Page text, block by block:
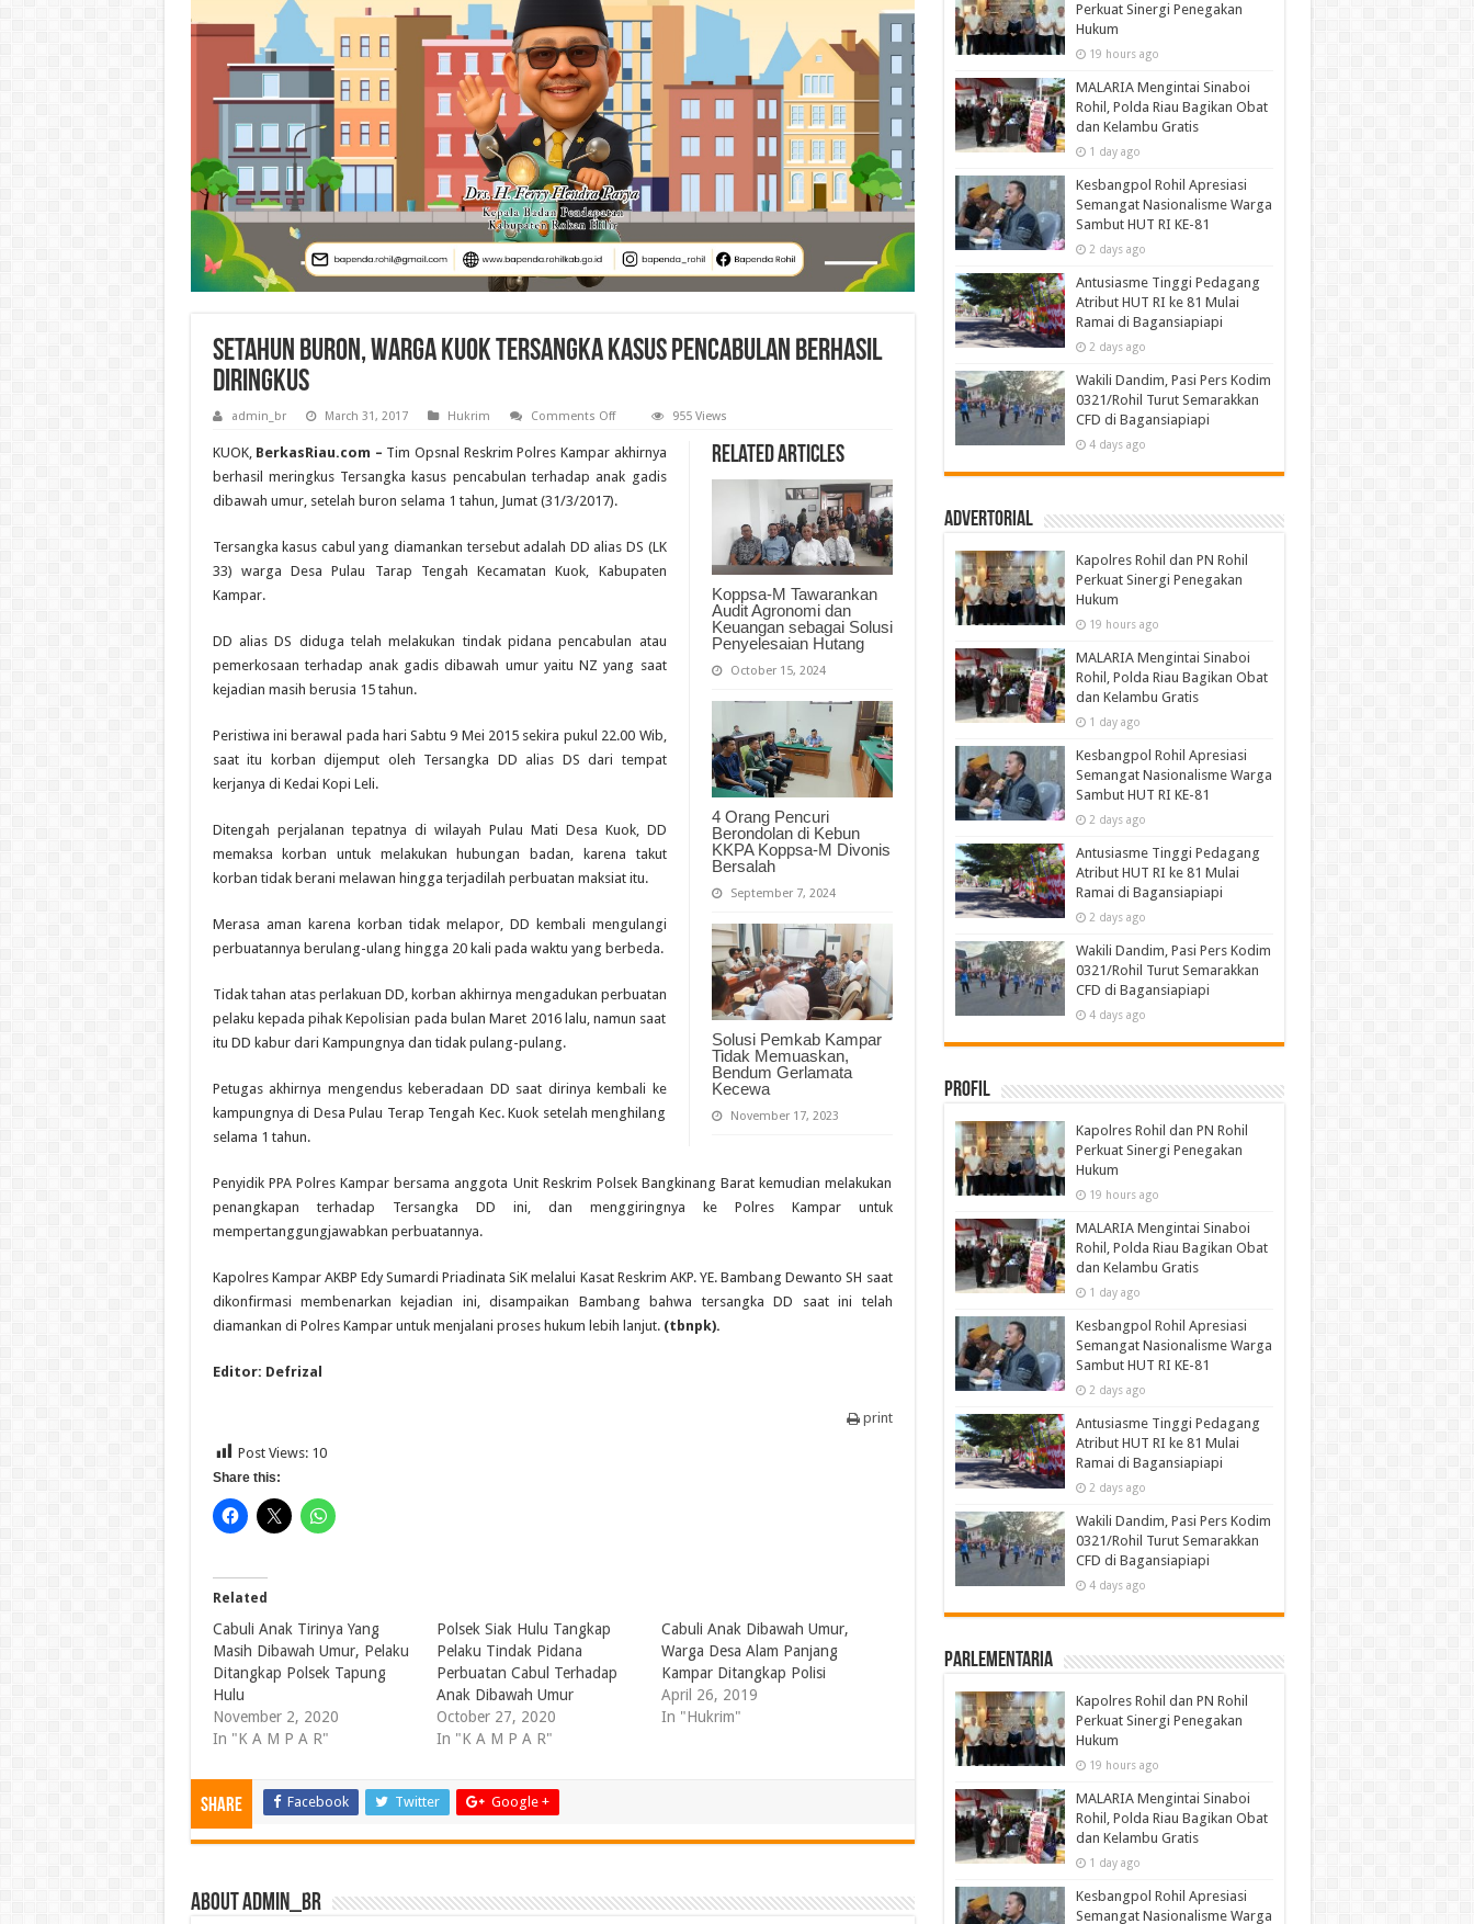
Setahun Buron, Warga Kuok Tersangka Kasus Pencabulan Berhasil
Diringkus
admin_br March 31, 2017 Hukrim Comments Offon
Warga
Kuok
Tersangka
Diringkus
955 Views
Related Articles
Koppsa-M Tawarankan
Audit Agronomi dan
Keuangan sebagai Solusi
Penyelesaian Hutang
October 15, 2024
4 Orang Pencuri
Berondolan di Kebun
KKPA Koppsa-M Divonis
Bersalah
September 7, 2024
Solusi Pemkab Kampar
Tidak Memuaskan,
Bendum Gerlamata
Kecewa
November 17, 2023
KUOK, BerkasRiau.com – Tim Opsnal Reskrim Polres Kampar akhirnya
berhasil meringkus Tersangka kasus pencabulan terhadap anak gadis
dibawah umur, setelah buron selama 1 tahun, Jumat (31/3/2017).
Tersangka kasus cabul yang diamankan tersebut adalah DD alias DS (LK
33) warga Desa Pulau Tarap Tengah Kecamatan Kuok, Kabupaten
Kampar.
DD alias DS diduga telah melakukan tindak pidana pencabulan atau
pemerkosaan terhadap anak gadis dibawah umur yaitu NZ yang saat
kejadian masih berusia 15 tahun.
Peristiwa ini berawal pada hari Sabtu 9 Mei 2015 sekira pukul 22.00 Wib,
saat itu korban dijemput oleh Tersangka DD alias DS dari tempat
kerjanya di Kedai Kopi Leli.
Ditengah perjalanan tepatnya di wilayah Pulau Mati Desa Kuok, DD
memaksa korban untuk melakukan hubungan badan, karena takut
korban tidak berani melawan hingga terjadilah perbuatan maksiat itu.
Merasa aman karena korban tidak melapor, DD kembali mengulangi
perbuatannya berulang-ulang hingga 20 kali pada waktu yang berbeda.
Tidak tahan atas perlakuan DD, korban akhirnya mengadukan perbuatan
pelaku kepada pihak Kepolisian pada bulan Maret 2016 lalu, namun saat
itu DD kabur dari Kampungnya dan tidak pulang-pulang.
Petugas akhirnya mengendus keberadaan DD saat dirinya kembali ke
kampungnya di Desa Pulau Terap Tengah Kec. Kuok setelah menghilang
selama 1 tahun.
Penyidik PPA Polres Kampar bersama anggota Unit Reskrim Polsek Bangkinang Barat kemudian melakukan
penangkapan terhadap Tersangka DD ini, dan menggiringnya ke Polres Kampar untuk
mempertanggungjawabkan perbuatannya.
Kapolres Kampar AKBP Edy Sumardi Priadinata SiK melalui Kasat Reskrim AKP. YE. Bambang Dewanto SH saat
dikonfirmasi membenarkan kejadian ini, disampaikan Bambang bahwa tersangka DD saat ini telah
diamankan di Polres Kampar untuk menjalani proses hukum lebih lanjut. (tbnpk).
Editor: Defrizal
print
Post Views: 10
Share this:
Related
Cabuli Anak Tirinya Yang
Masih Dibawah Umur, Pelaku
Ditangkap Polsek Tapung
Hulu
November 2, 2020
In "K A M P A R"
Polsek Siak Hulu Tangkap
Pelaku Tindak Pidana
Perbuatan Cabul Terhadap
Anak Dibawah Umur
October 27, 2020
In "K A M P A R"
Cabuli Anak Dibawah Umur,
Warga Desa Alam Panjang
Kampar Ditangkap Polisi
April 26, 2019
In "Hukrim"
Share Facebook Twitter Google +
About admin_br
Perkuat Sinergi Penegakan
Hukum
19 hours ago
MALARIA Mengintai Sinaboi
Rohil, Polda Riau Bagikan Obat
dan Kelambu Gratis
1 day ago
Kesbangpol Rohil Apresiasi
Semangat Nasionalisme Warga
Sambut HUT RI KE-81
2 days ago
Antusiasme Tinggi Pedagang
Atribut HUT RI ke 81 Mulai
Ramai di Bagansiapiapi
2 days ago
Wakili Dandim, Pasi Pers Kodim
0321/Rohil Turut Semarakkan
CFD di Bagansiapiapi
4 days ago
Advertorial
Kapolres Rohil dan PN Rohil
Perkuat Sinergi Penegakan
Hukum
19 hours ago
MALARIA Mengintai Sinaboi
Rohil, Polda Riau Bagikan Obat
dan Kelambu Gratis
1 day ago
Kesbangpol Rohil Apresiasi
Semangat Nasionalisme Warga
Sambut HUT RI KE-81
2 days ago
Antusiasme Tinggi Pedagang
Atribut HUT RI ke 81 Mulai
Ramai di Bagansiapiapi
2 days ago
Wakili Dandim, Pasi Pers Kodim
0321/Rohil Turut Semarakkan
CFD di Bagansiapiapi
4 days ago
Profil
Kapolres Rohil dan PN Rohil
Perkuat Sinergi Penegakan
Hukum
19 hours ago
MALARIA Mengintai Sinaboi
Rohil, Polda Riau Bagikan Obat
dan Kelambu Gratis
1 day ago
Kesbangpol Rohil Apresiasi
Semangat Nasionalisme Warga
Sambut HUT RI KE-81
2 days ago
Antusiasme Tinggi Pedagang
Atribut HUT RI ke 81 Mulai
Ramai di Bagansiapiapi
2 days ago
Wakili Dandim, Pasi Pers Kodim
0321/Rohil Turut Semarakkan
CFD di Bagansiapiapi
4 days ago
Parlementaria
Kapolres Rohil dan PN Rohil
Perkuat Sinergi Penegakan
Hukum
19 hours ago
MALARIA Mengintai Sinaboi
Rohil, Polda Riau Bagikan Obat
dan Kelambu Gratis
1 day ago
Kesbangpol Rohil Apresiasi
Semangat Nasionalisme Warga